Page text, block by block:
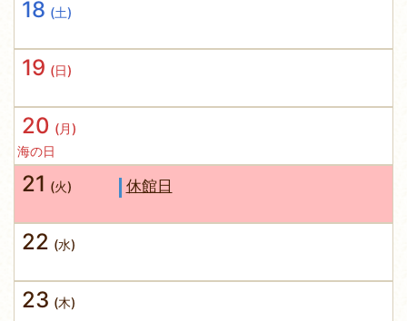
18 (土)
19 (日)
20 (月)
海の日
21 (火) 休館日
22 (水)
23 (木)